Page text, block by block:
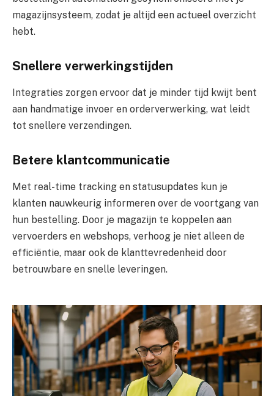
magazijnsysteem, zodat je altijd een actueel overzicht
hebt.
Snellere verwerkingstijden
Integraties zorgen ervoor dat je minder tijd kwijt bent
aan handmatige invoer en orderverwerking, wat leidt
tot snellere verzendingen.
Betere klantcommunicatie
Met real-time tracking en statusupdates kun je
klanten nauwkeurig informeren over de voortgang van
hun bestelling. Door je magazijn te koppelen aan
vervoerders en webshops, verhoog je niet alleen de
efficiëntie, maar ook de klanttevredenheid door
betrouwbare en snelle leveringen.